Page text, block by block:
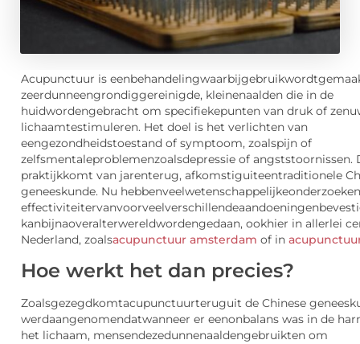
Acupunctuur is eenbehandelingwaarbijgebruikwordt
zeerdunneengrondiggereinigde, kleinenaalden die in de
huidwordengebracht om specifiekepunten van druk of
lichaamtestimuleren. Het doel is het verlichten van
eengezondheidstoestand of symptoom, zoalspijn of
zelfsmentaleproblemenzoalsdepressie of angststoornissen.
praktijkkomt van jarenterug, afkomstiguiteentraditionele
geneeskunde. Nu hebbenveelwetenschappelijkeonderzoeken
effectiviteitervanvoorveelverschillendeaandoeningen
kanbijnaoveralterwereldwordengedaan, ookhier in allerlei
Nederland, zoalsacupunctuur amsterdam of in
Hoe werkt het dan precies?
Zoalsgezegdkomtacupunctuurteruguit de Chinese
werdaangenomendatwanneer er eenonbalans was in de
het lichaam, mensendezedunnenaaldengebruikten om